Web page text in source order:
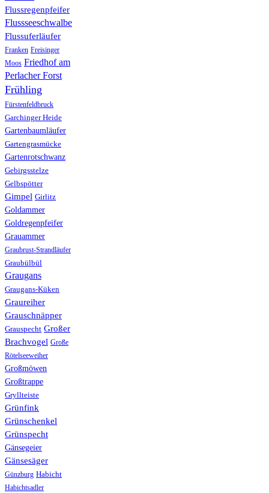
Flussregenpfeifer
Flussseeschwalbe
Flussuferläufer
Franken Freisinger
Moos Friedhof am
Perlacher Forst
Frühling
Fürstenfeldbruck
Garchinger Heide
Gartenbaumläufer
Gartengrasmücke
Gartenrotschwanz
Gebirgsstelze
Gelbspötter
Gimpel Girlitz
Goldammer
Goldregenpfeifer
Grauammer
Graubrust-Strandläufer
Graubülbül
Graugans
Graugans-Küken
Graureiher
Grauschnäpper
Grauspecht Großer
Brachvogel Große
Rötelseeweiher
Großmöwen
Großtrappe
Gryllteiste
Grünfink
Grünschenkel
Grünspecht
Gänsegeier
Gänsesäger
Günzburg Habicht
Habichtsadler